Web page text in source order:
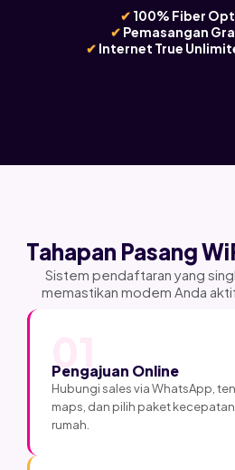
✔ 100% Fiber
✔ Pemasangan
✔ Internet True
Tahapan Pasang
Sistem pendaftaran yang
memastikan modem Anda
01
Pengajuan Online
Hubungi sales via WhatsApp,
maps, dan pilih paket
rumah.